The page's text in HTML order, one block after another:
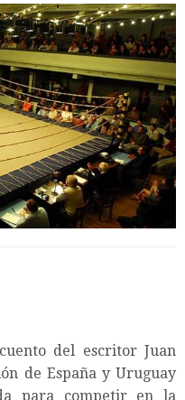
del escritor Juan
de España y Uruguay
para competir en la